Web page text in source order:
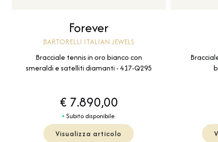
Forever
BARTORELLI ITALIAN JEWELS
Bracciale tennis in oro bianco con
smeraldi e satelliti diamanti - 417-Q295
€ 7.890,00
Subito disponibile
Visualizza articolo